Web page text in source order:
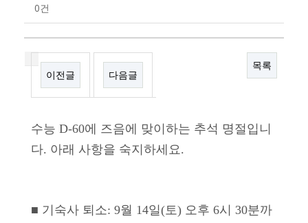
0건
이전글 다음글
목록
수능 D-60에 즈음에 맞이하는 추석 명절입니
다. 아래 사항을 숙지하세요.
■ 기숙사 퇴소: 9월 14일(토) 오후 6시 30분까